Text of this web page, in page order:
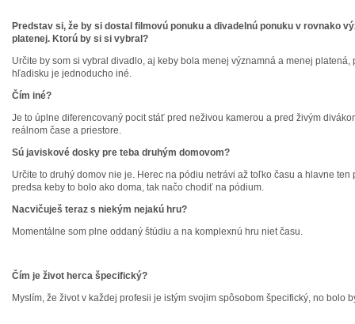
Predstav si, že by si dostal filmovú ponuku a divadelnú ponuku v rovnako
platenej. Ktorú by si si vybral?
Určite by som si vybral divadlo, aj keby bola menej významná a menej
hľadisku je jednoducho iné.
Čím iné?
Je to úplne diferencovaný pocit stáť pred neživou kamerou a pred živým
reálnom čase a priestore.
Sú javiskové dosky pre teba druhým domovom?
Určite to druhý domov nie je. Herec na pódiu netrávi až toľko času a hlavne
predsa keby to bolo ako doma, tak načo chodiť na pódium.
Nacvičuješ teraz s niekým nejakú hru?
Momentálne som plne oddaný štúdiu a na komplexnú hru niet času.
Čím je život herca špecifický?
Myslím, že život v každej profesii je istým svojim spôsobom špecifický, no bolo